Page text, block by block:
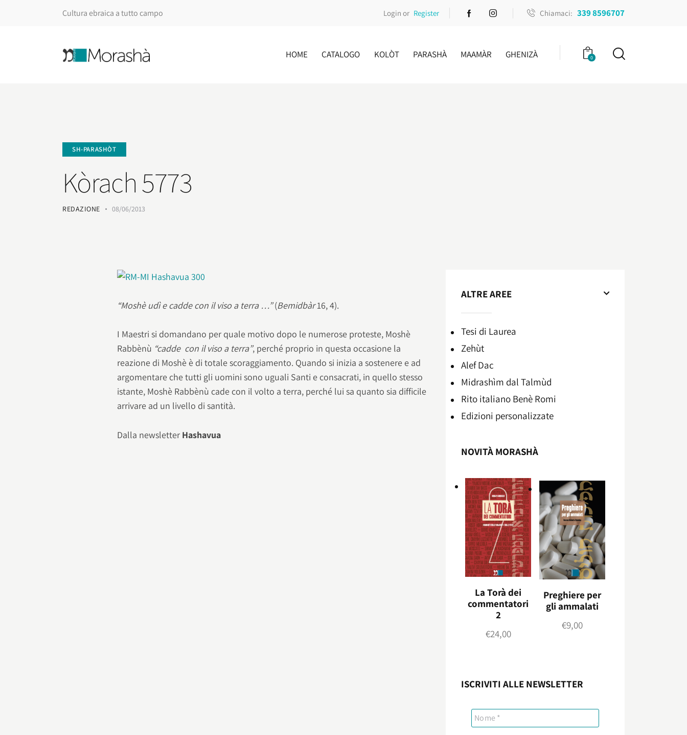
Cultura ebraica a tutto campo Login or Register Chiamaci: 339 8596707
HOME CATALOGO KOLÒT PARASHÀ MAAMÀR GHENIZÀ 0
SH-PARASHÒT
Kòrach 5773
REDAZIONE 08/06/2013
“Moshè udì e cadde con il viso a terra …”(Bemidbàr16, 4).
I Maestri si domandano per quale motivo dopo le numerose proteste, Moshè
Rabbènù “cadde con il viso a terra”, perché proprio in questa occasione la
reazione di Moshè è di totale scoraggiamento. Quando si inizia a sostenere e ad
argomentare che tutti gli uomini sono uguali Santi e consacrati, in quello stesso
istante, Moshè Rabbènù cade con il volto a terra, perché lui sa quanto sia difficile
arrivare ad un livello di santità.
Dalla newsletter Hashavua
ALTRE AREE
Tesi di Laurea
Zehùt
Alef Dac
Midrashìm dal Talmùd
Rito italiano Benè Romi​
Edizioni personalizzate
NOVITÀ MORASHÀ
La Torà dei
commentatori
2
€24,00
Preghiere per
gli ammalati
€9,00
ISCRIVITI ALLE NEWSLETTER